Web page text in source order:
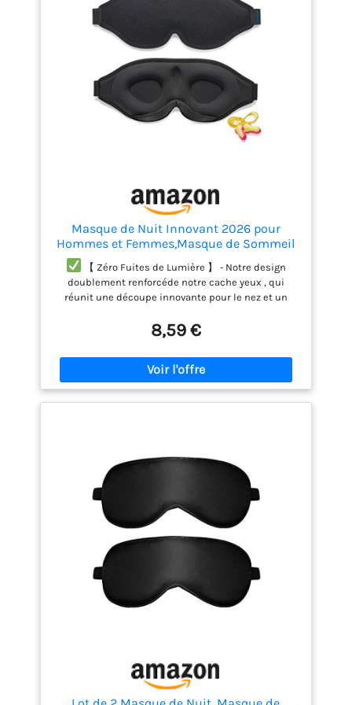
pour Le Sommeil: 2 paires de bouchons d'oreille
supplémentaires réduisent le bruit et fonctionnent
avec un masque de sommeil pour vous permettre
de profiter d’un sommeil calme et confortable.
●Choix Idéal: Le masque de sommeil 3D est un
choix idéal pour les personnes qui ont besoin d’un
sommeil confortable, où que vous soyez, ce qui en
fait le meilleur choix pour les déplacements, les
Masque de Nuit Innovant 2026 pour
Hommes et Femmes,Masque de Sommeil
【 Zéro Fuites de Lumière 】 - Notre design
doublement renforcéde notre cache yeux , qui
réunit une découpe innovante pour le nez et un
restent complètement dans le noir, même dans les
glacée 】 - non seulement elle absorbe la chaleur,
mais elle a aussi un toucher lisse et confortable sur
la peau.
【 Super léger 】 - ce cache oeil pour
dormir pèse juste 30 grammes en poids, vous
suffisamment d’espace pour que vos cils ne soient
jamais contraints.
【Programme de
remplacement de 2 ans】- Pour vous prouver à quel
point nous avons confiance dans la qualité de notre
masque de sommeil, nous sommes fiers de vous
offrir un programme de remplacement de 2 ans.
8,59 €